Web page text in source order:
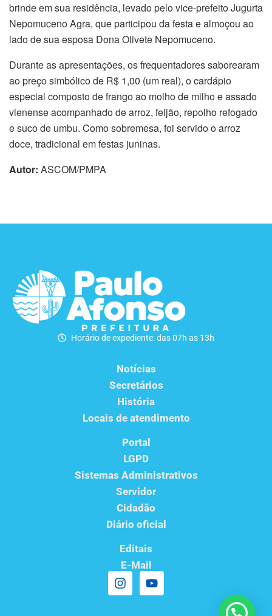
brinde em sua residência, levado pelo vice-prefeito Jugurta
Nepomuceno Agra, que participou da festa e almoçou ao
lado de sua esposa Dona Olivete Nepomuceno.
Durante as apresentações, os frequentadores saborearam
ao preço simbólico de R$ 1,00 (um real), o cardápio
especial composto de frango ao molho de milho e assado
vienense acompanhado de arroz, feijão, repolho refogado
e suco de umbu. Como sobremesa, foi servido o arroz
doce, tradicional em festas juninas.
Autor: ASCOM/PMPA
Horário de expediente: das 07h as 13h
Notícias
Secretários
História
Locais de atendimento
Portal
LGPD
Sistemas Administrativos
Servidor
Cidadão
Diário oficial
Editais
E-Mail